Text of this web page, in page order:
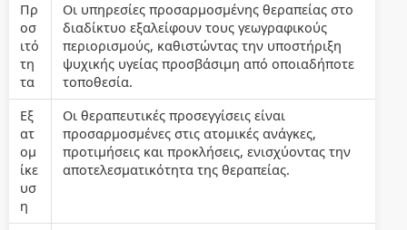
Πρ
οσ
ιτό
τη
τα
Οι υπηρεσίες προσαρμοσμένης θεραπείας στο
διαδίκτυο εξαλείφουν τους γεωγραφικούς
περιορισμούς, καθιστώντας την υποστήριξη
ψυχικής υγείας προσβάσιμη από οποιαδήποτε
τοποθεσία.
Εξ
ατ
ομ
ίκε
υσ
η
Οι θεραπευτικές προσεγγίσεις είναι
προσαρμοσμένες στις ατομικές ανάγκες,
προτιμήσεις και προκλήσεις, ενισχύοντας την
αποτελεσματικότητα της θεραπείας.